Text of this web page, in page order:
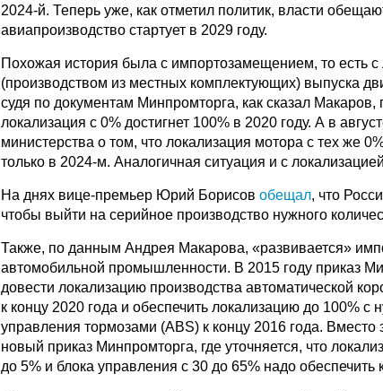
2024-й. Теперь уже, как отметил политик, власти
авиапроизводство стартует в 2029 году.
Похожая история была с импортозамещением, то есть с
(производством из местных комплектующих) выпуска
судя по документам Минпромторга, как сказал Макаров,
локализация с 0% достигнет 100% в 2020 году. А в
министерства о том, что локализация мотора с тех же
только в 2024-м. Аналогичная ситуация и с
На днях вице-премьер Юрий Борисовобещал, что
чтобы выйти на серийное производство нужного
Также, по данным Андрея Макарова, «развивается»
автомобильной промышленности. В 2015 году приказ
довести локализацию производства автоматической
к концу 2020 года и обеспечить локализацию до 100% с
управления тормозами (ABS) к концу 2016 года. Вместо
новый приказ Минпромторга, где уточняется, что
до 5% и блока управления с 30 до 65% надо обеспечить